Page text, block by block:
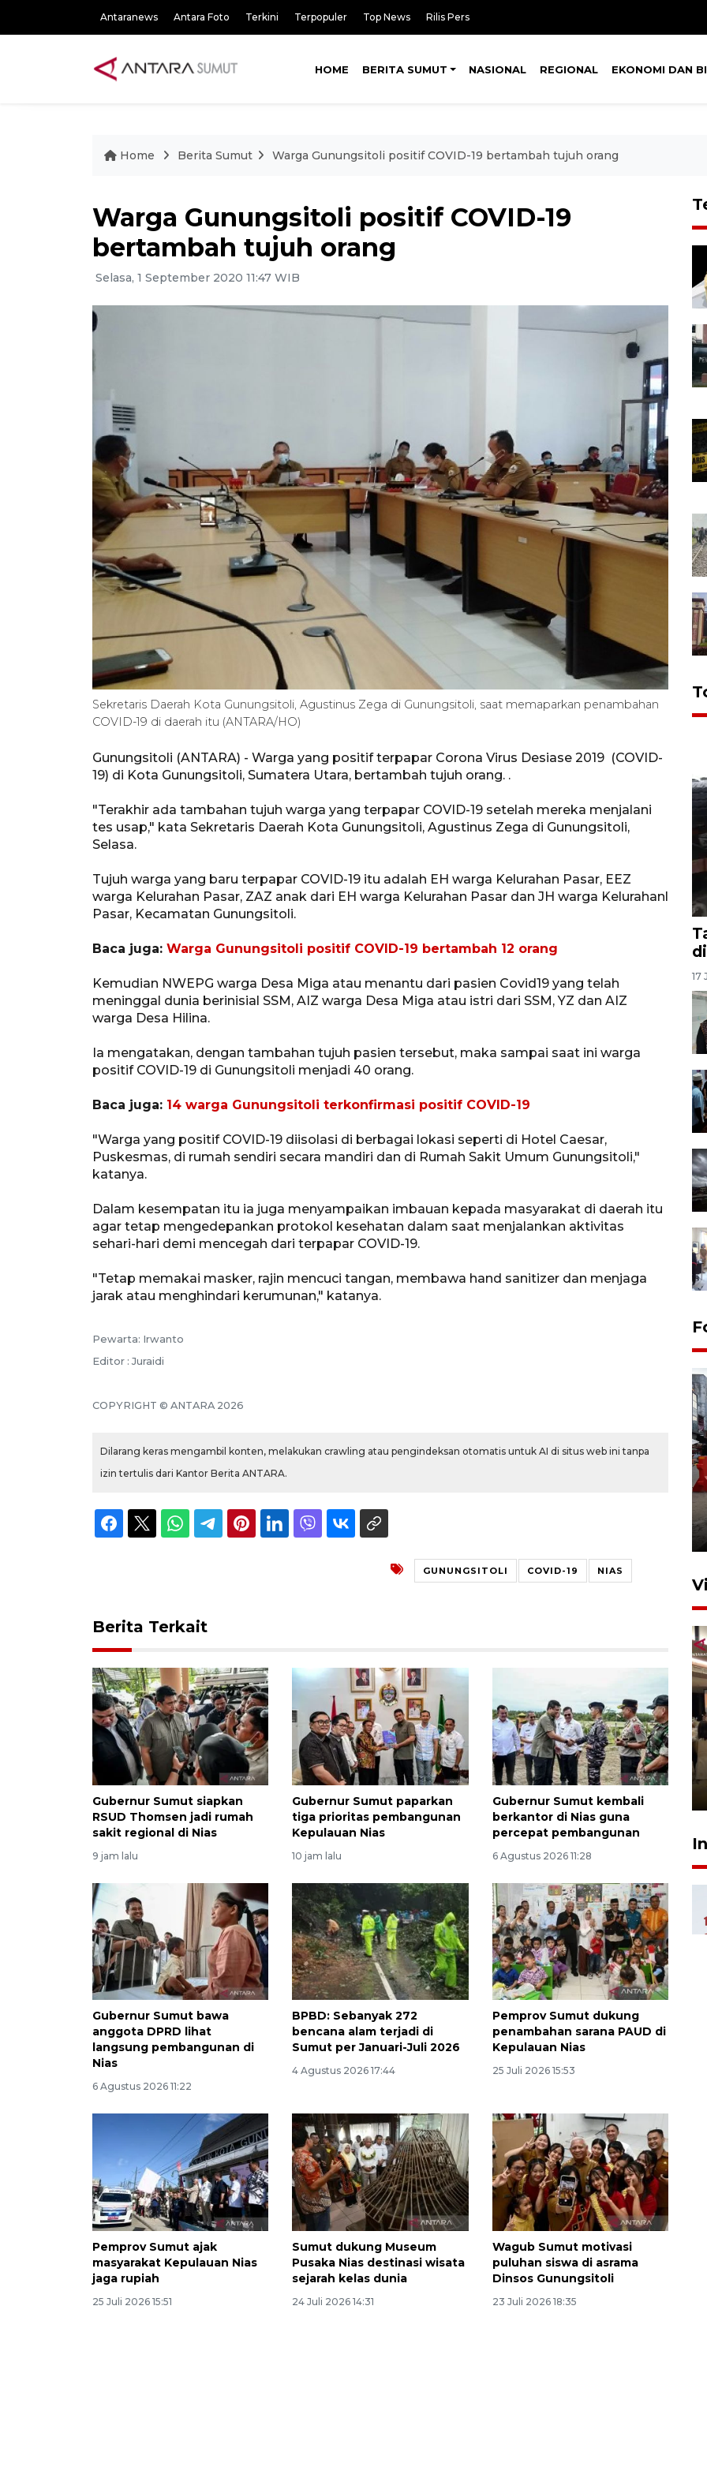
Antaranews Antara Foto Terkini Terpopuler Top News Rilis Pers
HOME BERITA SUMUT NASIONAL REGIONAL EKONOMI DAN
Home Berita Sumut Warga Gunungsitoli positif COVID-19 bertambah tujuh orang
Warga Gunungsitoli positif COVID-19
bertambah tujuh orang
Selasa, 1 September 2020 11:47 WIB
Sekretaris Daerah Kota Gunungsitoli, Agustinus Zega di Gunungsitoli, saat memaparkan penambahan
COVID-19 di daerah itu (ANTARA/HO)
Gunungsitoli (ANTARA) - Warga yang positif terpapar Corona Virus Desiase 2019 (COVID-
19) di Kota Gunungsitoli, Sumatera Utara, bertambah tujuh orang. .
"Terakhir ada tambahan tujuh warga yang terpapar COVID-19 setelah mereka menjalani
tes usap," kata Sekretaris Daerah Kota Gunungsitoli, Agustinus Zega di Gunungsitoli,
Selasa.
Tujuh warga yang baru terpapar COVID-19 itu adalah EH warga Kelurahan Pasar, EEZ
warga Kelurahan Pasar, ZAZ anak dari EH warga Kelurahan Pasar dan JH warga Kelurahanl
Pasar, Kecamatan Gunungsitoli.
Baca juga: Warga Gunungsitoli positif COVID-19 bertambah 12 orang
Kemudian NWEPG warga Desa Miga atau menantu dari pasien Covid19 yang telah
meninggal dunia berinisial SSM, AIZ warga Desa Miga atau istri dari SSM, YZ dan AIZ
warga Desa Hilina.
Ia mengatakan, dengan tambahan tujuh pasien tersebut, maka sampai saat ini warga
positif COVID-19 di Gunungsitoli menjadi 40 orang.
Baca juga: 14 warga Gunungsitoli terkonfirmasi positif COVID-19
"Warga yang positif COVID-19 diisolasi di berbagai lokasi seperti di Hotel Caesar,
Puskesmas, di rumah sendiri secara mandiri dan di Rumah Sakit Umum Gunungsitoli,"
katanya.
Dalam kesempatan itu ia juga menyampaikan imbauan kepada masyarakat di daerah itu
agar tetap mengedepankan protokol kesehatan dalam saat menjalankan aktivitas
sehari-hari demi mencegah dari terpapar COVID-19.
"Tetap memakai masker, rajin mencuci tangan, membawa hand sanitizer dan menjaga
jarak atau menghindari kerumunan," katanya.
Pewarta: Irwanto
Editor : Juraidi
COPYRIGHT © ANTARA 2026
Dilarang keras mengambil konten, melakukan crawling atau pengindeksan otomatis untuk AI di situs web ini tanpa
izin tertulis dari Kantor Berita ANTARA.
GUNUNGSITOLI COVID-19 NIAS
Berita Terkait
Gubernur Sumut siapkan
RSUD Thomsen jadi rumah
sakit regional di Nias
9 jam lalu
Gubernur Sumut paparkan
tiga prioritas pembangunan
Kepulauan Nias
10 jam lalu
Gubernur Sumut kembali
berkantor di Nias guna
percepat pembangunan
6 Agustus 2026 11:28
Gubernur Sumut bawa
anggota DPRD lihat
langsung pembangunan di
Nias
6 Agustus 2026 11:22
BPBD: Sebanyak 272
bencana alam terjadi di
Sumut per Januari-Juli 2026
4 Agustus 2026 17:44
Pemprov Sumut dukung
penambahan sarana PAUD di
Kepulauan Nias
25 Juli 2026 15:53
Pemprov Sumut ajak
masyarakat Kepulauan Nias
jaga rupiah
25 Juli 2026 15:51
Sumut dukung Museum
Pusaka Nias destinasi wisata
sejarah kelas dunia
24 Juli 2026 14:31
Wagub Sumut motivasi
puluhan siswa di asrama
Dinsos Gunungsitoli
23 Juli 2026 18:35
17
Kodam I Bukit Barisan
luncurkan program Kodam
Berhaji
27 Juli 2026 20:00